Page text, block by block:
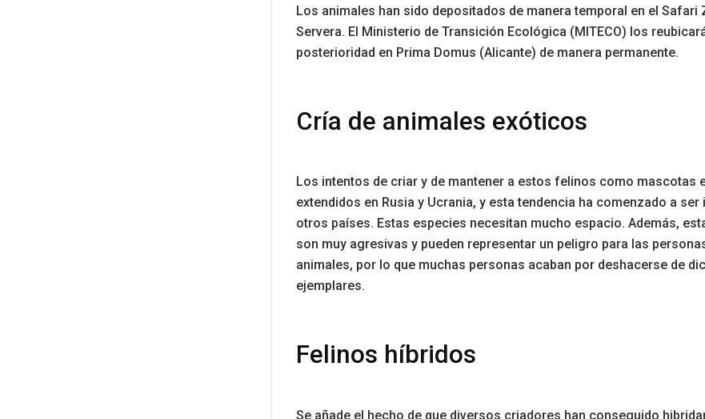
Los animales han sido depositados de manera temporal en el Safari
Servera. El Ministerio de Transición Ecológica (MITECO) los
posterioridad en Prima Domus (Alicante) de manera permanente.
Cría de animales exóticos
Los intentos de criar y de mantener a estos felinos como mascotas
extendidos en Rusia y Ucrania, y esta tendencia ha comenzado a ser
otros países. Estas especies necesitan mucho espacio. Además,
son muy agresivas y pueden representar un peligro para las
animales, por lo que muchas personas acaban por deshacerse de
ejemplares.
Felinos híbridos
Se añade el hecho de que diversos criadores han conseguido